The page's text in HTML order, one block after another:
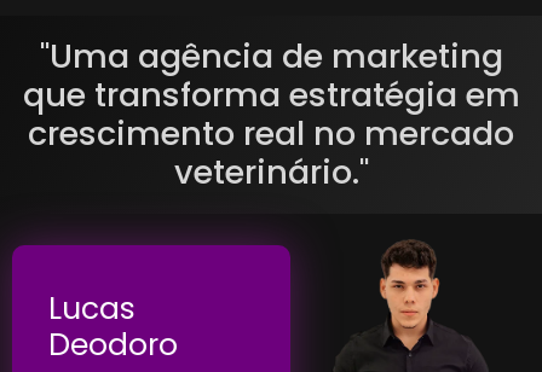
"Uma agência de marketing
que transforma estratégia em
crescimento real no mercado
veterinário."
Lucas
Deodoro